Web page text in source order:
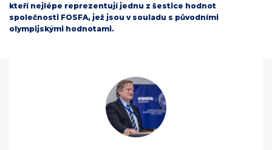
kteří nejlépe reprezentují jednu z šestice hodnot
společnosti FOSFA, jež jsou v souladu s původními
olympijskými hodnotami.